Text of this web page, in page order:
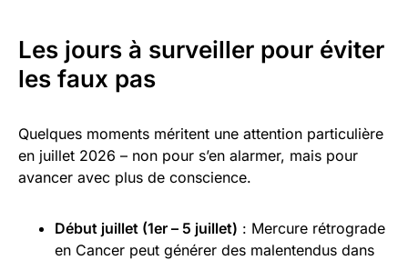
Les jours à surveiller pour éviter
les faux pas
Quelques moments méritent une attention particulière
en juillet 2026 – non pour s’en alarmer, mais pour
avancer avec plus de conscience.
Début juillet (1er – 5 juillet) : Mercure rétrograde
en Cancer peut générer des malentendus dans